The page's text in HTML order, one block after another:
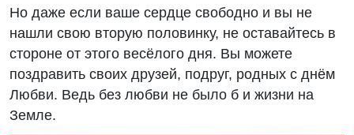
Но даже если ваше сердце свободно и вы не
нашли свою вторую половинку, не оставайтесь в
стороне от этого весёлого дня. Вы можете
поздравить своих друзей, подруг, родных с днём
Любви. Ведь без любви не было б и жизни на
Земле.